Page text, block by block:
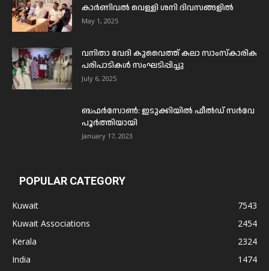
കാർണിവൽ വെള്ളി ശനി ദിവസങ്ങളിൽ
May 1, 2025
വനിതാ വേദി കുവൈത്ത് കലാ സാംസ്കാരിക
പരിപാടികൾ സംഘടിപ്പിച്ചു
July 6, 2025
ബഫര്‍സോണ്‍: ഇടുക്കിയില്‍ ഫീല്‍ഡ് സര്‍വേ
പൂര്‍ത്തിയായി
January 17, 2023
POPULAR CATEGORY
Kuwait
7543
Kuwait Associations
2454
Kerala
2324
India
1474